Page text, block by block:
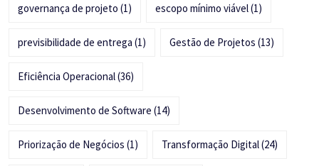
governança de projeto (1) escopo mínimo viável(1)
previsibilidade de entrega (1) Gestão de Projetos (13)
Eficiência Operacional(36)
Desenvolvimento de Software (14)
Priorização de Negócios (1) Transformação Digital(24)